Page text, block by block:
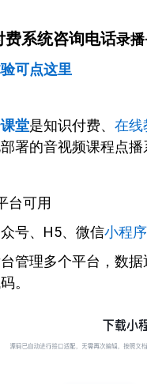
费系统咨询电话录
可点这里
堂是知识付费、 在线
署的音视频课程点播
台可用
号、H5、微信小程序
管理多个平台，数
。